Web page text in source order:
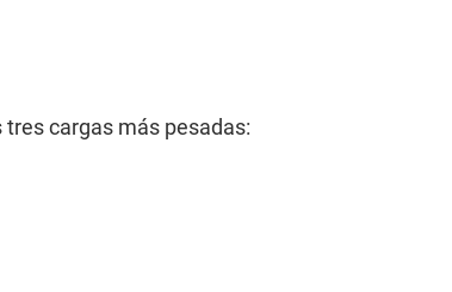
cargas más pesadas: